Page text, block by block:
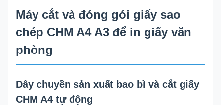
Máy cắt và đóng gói giấy sao
chép CHM A4 A3 để in giấy văn
phòng
Dây chuyền sản xuất bao bì và cắt giấy
CHM A4 tự động